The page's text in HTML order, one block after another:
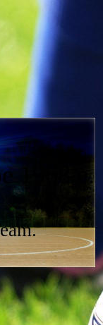
1968 e.